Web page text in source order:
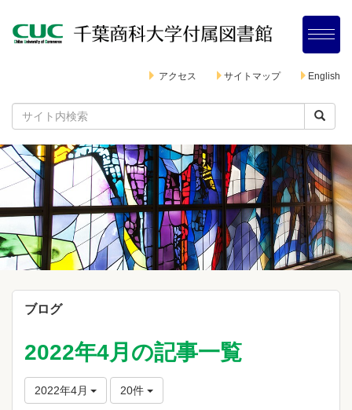
アクセス サイトマップ English
ブログ
2022年4月の記事一覧
2022年4月 20件